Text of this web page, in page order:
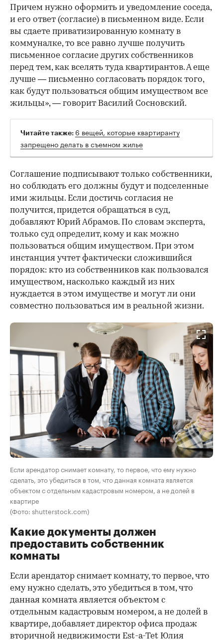
Причем нужно оформить и уведомление соседа,
и его ответ (согласие) в письменном виде. Если
вы сдаете приватизированную комнату в
коммуналке, то все равно лучше получить
письменное согласие других собственников
перед тем, как вселять туда квартирантов. А еще
лучше — письменно согласовать порядок того,
как будут пользоваться общим имуществом все
жильцы», — говорит Василий Сосновский.
Читайте также: 6 вещей, которые квартиранту
запрещено делать в съемном жилье
Соглашение подписывают только собственники,
но соблюдать его должны будут и подселенные
ими жильцы. Если достичь согласия не
получится, придется обращаться в суд,
добавляют Юрий Абрамов. По словам эксперта,
только суд определит, кому и как можно
пользоваться общим имуществом. При этом
инстанция учтет фактически сложившийся
порядок: кто из собственников как пользовался
имуществом, насколько каждый из них
нуждается в этом имуществе и могут ли они
совместно пользоваться им в реальной жизни.
Если арендатор снимает комнату, то первое, что ему нужно
сделать, это убедиться в том, что данная комната является
объектом с отдельным кадастровым номером, а не долей в
квартире
(Фото: shutterstock.com)
Какие документы должен
предоставить собственник
комнаты
Если арендатор снимает комнату, то первое, что
ему нужно сделать, это убедиться в том, что
данная комната является объектом с
отдельным кадастровым номером, а не долей в
квартире, добавляет директор офиса продаж
вторичной недвижимости Est-a-Tet Юлия